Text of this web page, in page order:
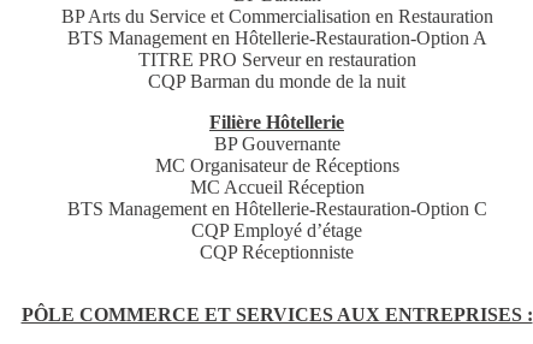
BP Arts du Service et Commercialisation en Restauration
BTS Management en Hôtellerie-Restauration-Option A
TITRE PRO Serveur en restauration
CQP Barman du monde de la nuit
Filière Hôtellerie
BP Gouvernante
MC Organisateur de Réceptions
MC Accueil Réception
BTS Management en Hôtellerie-Restauration-Option C
CQP Employé d’étage
CQP Réceptionniste
PÔLE COMMERCE ET SERVICES AUX ENTREPRISES :